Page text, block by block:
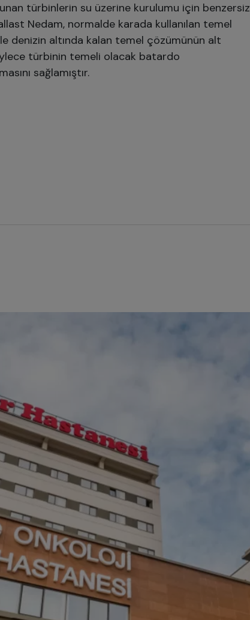
türbinlerin su üzerine kurulumu için benzersiz
Nedam, normalde karada kullanılan temel
denizin altında kalan temel çözümünün alt
türbinin temeli olacak batardo
sağlamıştır.